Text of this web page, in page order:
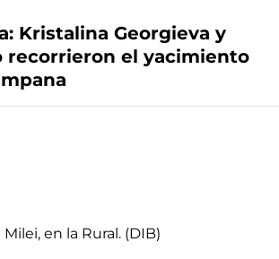
Kristalina Georgieva y
recorrieron el yacimiento